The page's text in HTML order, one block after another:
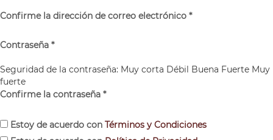
Confirme la dirección de correo electrónico *
Contraseña *
Seguridad de la contraseña: Muy corta Débil Buena Fuerte Muy
fuerte
Confirme la contraseña *
Estoy de acuerdo con Términos y Condiciones